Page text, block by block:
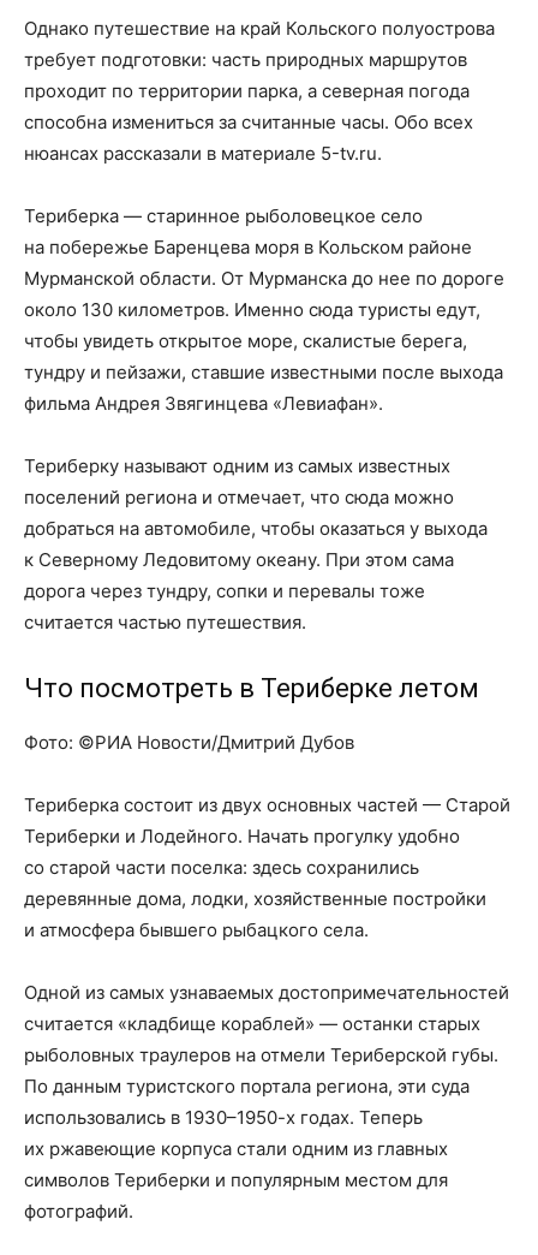
Однако путешествие на край Кольского полуострова
требует подготовки: часть природных маршрутов
проходит по территории парка, а северная погода
способна измениться за считанные часы. Обо всех
нюансах рассказали в материале 5-tv.ru.
Териберка — старинное рыболовецкое село
на побережье Баренцева моря в Кольском районе
Мурманской области. От Мурманска до нее по дороге
около 130 километров. Именно сюда туристы едут,
чтобы увидеть открытое море, скалистые берега,
тундру и пейзажи, ставшие известными после выхода
фильма Андрея Звягинцева «Левиафан».
Териберку называют одним из самых известных
поселений региона и отмечает, что сюда можно
добраться на автомобиле, чтобы оказаться у выхода
к Северному Ледовитому океану. При этом сама
дорога через тундру, сопки и перевалы тоже
считается частью путешествия.
Что посмотреть в Териберке летом
Фото: ©РИА Новости/Дмитрий Дубов
Териберка состоит из двух основных частей — Старой
Териберки и Лодейного. Начать прогулку удобно
со старой части поселка: здесь сохранились
деревянные дома, лодки, хозяйственные постройки
и атмосфера бывшего рыбацкого села.
Одной из самых узнаваемых достопримечательностей
считается «кладбище кораблей» — останки старых
рыболовных траулеров на отмели Териберской губы.
По данным туристского портала региона, эти суда
использовались в 1930–1950-х годах. Теперь
их ржавеющие корпуса стали одним из главных
символов Териберки и популярным местом для
фотографий.